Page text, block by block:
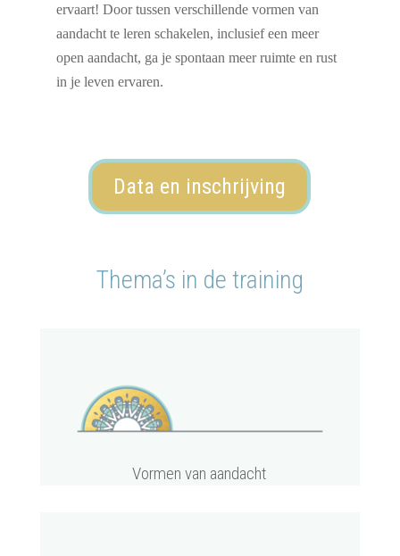
ervaart! Door tussen verschillende vormen van
aandacht te leren schakelen, inclusief een meer
open aandacht, ga je spontaan meer ruimte en rust
in je leven ervaren.
Data en inschrijving
Thema’s in de training
Vormen van aandacht